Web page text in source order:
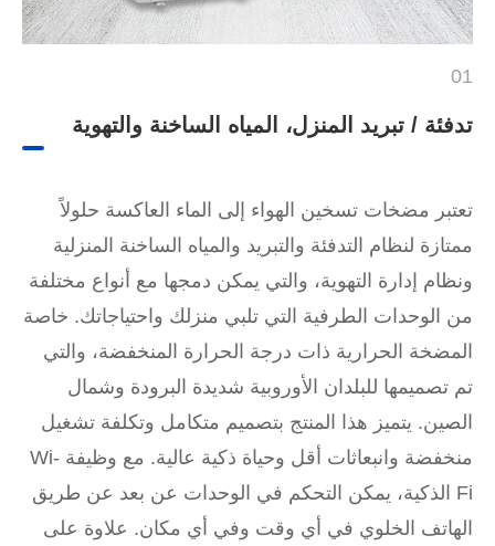
01
تدفئة / تبريد المنزل، المياه الساخنة والتهوية
تعتبر مضخات تسخين الهواء إلى الماء العاكسة حلولاً
ممتازة لنظام التدفئة والتبريد والمياه الساخنة المنزلية
ونظام إدارة التهوية، والتي يمكن دمجها مع أنواع مختلفة
من الوحدات الطرفية التي تلبي منزلك واحتياجاتك. خاصة
المضخة الحرارية ذات درجة الحرارة المنخفضة، والتي
تم تصميمها للبلدان الأوروبية شديدة البرودة وشمال
الصين. يتميز هذا المنتج بتصميم متكامل وتكلفة تشغيل
منخفضة وانبعاثات أقل وحياة ذكية عالية. مع وظيفة Wi-
Fi الذكية، يمكن التحكم في الوحدات عن بعد عن طريق
الهاتف الخلوي في أي وقت وفي أي مكان. علاوة على